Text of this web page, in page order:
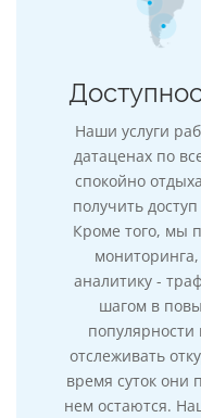
Наши услуги
датаценах по
спокойно
получить
Кроме того, мы
аналитику -
шагом в
отслеживать
время суток они
нем остаются.